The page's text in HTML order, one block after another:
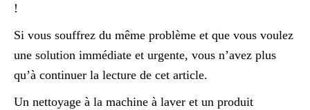
!
Si vous souffrez du même problème et que vous voulez
une solution immédiate et urgente, vous n’avez plus
qu’à continuer la lecture de cet article.
Un nettoyage à la machine à laver et un produit